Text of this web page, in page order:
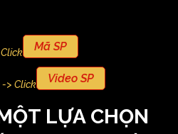
Mã SP
-> Click Video SP
LỰA CHỌN